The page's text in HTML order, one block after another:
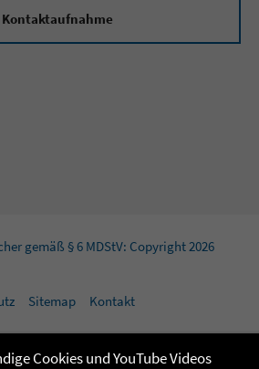
Kontaktaufnahme
gemäß § 6 MDStV: Copyright 2026
Sitemap Kontakt
Cookies und YouTube Videos